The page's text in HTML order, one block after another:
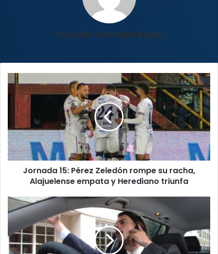
Claudia González Rojas
Jornada
15:
Pérez
su
racha,
Alajuelense
empata
Herediano
Jornada 15: Pérez Zeledón rompe su racha,
Alajuelense empata y Herediano triunfa
Diputado
propone
ley
para
sancionar
la